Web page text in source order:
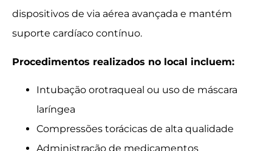
dispositivos de via aérea avançada e mantém
suporte cardíaco contínuo.
Procedimentos realizados no local incluem:
Intubação orotraqueal ou uso de máscara
laríngea
Compressões torácicas de alta qualidade
Administração de medicamentos